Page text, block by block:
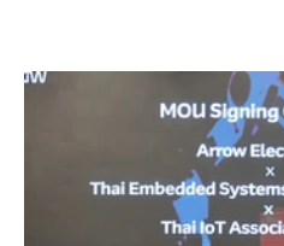
พ.อ.ดร.วิชิต ช้ายเกล้า ผู้ก่อตั้ง CHIT
การพัฒนา Startup ตั้งแต่จุดเริ่มต้น